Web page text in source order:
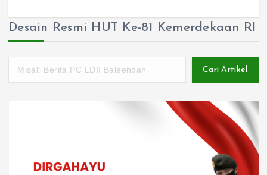
Desain Resmi HUT Ke-81 Kemerdekaan RI
Cari Artikel